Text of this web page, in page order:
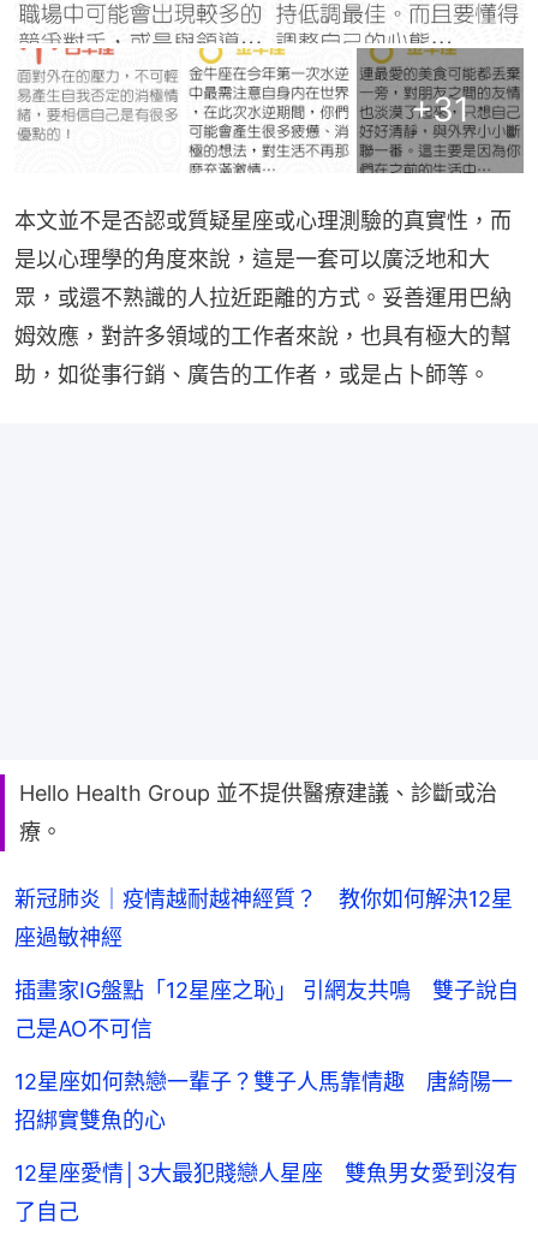
+31
本文並不是否認或質疑星座或心理測驗的真實性，而
是以心理學的角度來說，這是一套可以廣泛地和大
眾，或還不熟識的人拉近距離的方式。妥善運用巴納
姆效應，對許多領域的工作者來說，也具有極大的幫
助，如從事行銷、廣告的工作者，或是占卜師等。
Hello Health Group 並不提供醫療建議、診斷或治
療。
新冠肺炎｜疫情越耐越神經質？ 教你如何解決12星
座過敏神經
插畫家IG盤點「12星座之恥」 引網友共鳴 雙子說自
己是AO不可信
12星座如何熱戀一輩子？雙子人馬靠情趣 唐綺陽一
招綁實雙魚的心
12星座愛情│3大最犯賤戀人星座 雙魚男女愛到沒有
了自己